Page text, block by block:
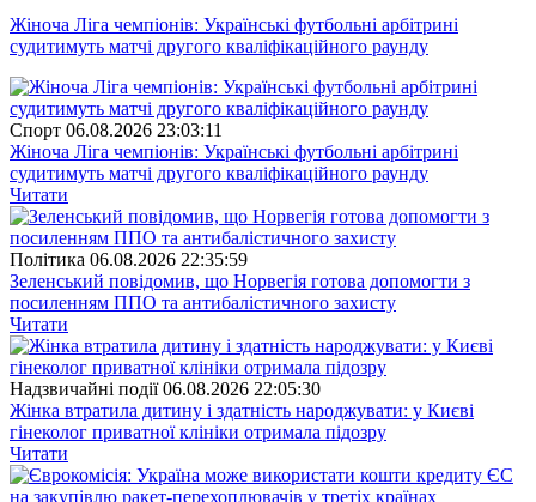
Жіноча Ліга чемпіонів: Українські футбольні арбітрині
судитимуть матчі другого кваліфікаційного раунду
Спорт 06.08.2026 23:03:11
Жіноча Ліга чемпіонів: Українські футбольні арбітрині
судитимуть матчі другого кваліфікаційного раунду
Читати
Полiтика 06.08.2026 22:35:59
Зеленський повідомив, що Норвегія готова допомогти з
посиленням ППО та антибалістичного захисту
Читати
Надзвичайні події 06.08.2026 22:05:30
Жінка втратила дитину і здатність народжувати: у Києві
гінеколог приватної клініки отримала підозру
Читати